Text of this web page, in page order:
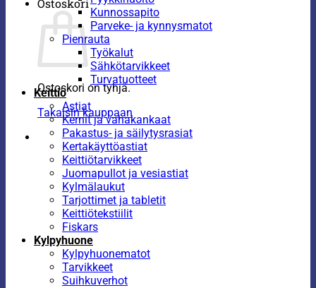
Ostoskori
Ostoskori on tyhjä.
Takaisin kauppaan
Kunnossapito
Parveke- ja kynnysmatot
Pienrauta
Työkalut
Sähkötarvikkeet
Turvatuotteet
Keittiö
Astiat
Kernit ja vahakankaat
Pakastus- ja säilytysrasiat
Kertakäyttöastiat
Keittiötarvikkeet
Juomapullot ja vesiastiat
Kylmälaukut
Tarjottimet ja tabletit
Keittiötekstiilit
Fiskars
Kylpyhuone
Kylpyhuonematot
Tarvikkeet
Suihkuverhot